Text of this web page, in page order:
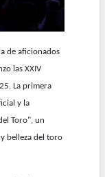
de aficionados
las XXIV
La primera
y la
Toro", un
belleza del toro